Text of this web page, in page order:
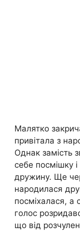
Малятко
привітала з
Однак замість
себе посмішку
дружину. Ще
нapoдилася
посміхалася, а
голос
що від